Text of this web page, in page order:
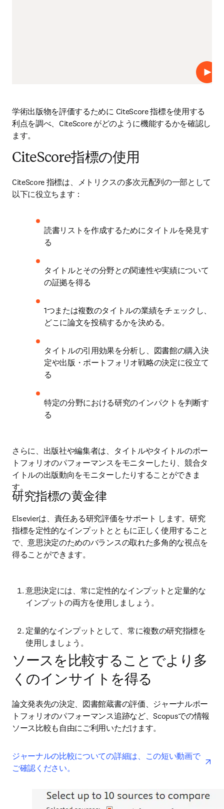
プレ
学術出版物を評価するために CiteScore 指標を使用する
利点を調べ、CiteScore がどのように機能するかを確認し
ます。
CiteScore指標の使用
CiteScore 指標は、メトリクスの多次元配列の一部として
以下に役立ちます：
読書リストを作成するためにタイトルを発見す
る
タイトルとその分野との関連性や実績について
の証拠を得る
1つまたは複数のタイトルの業績をチェックし、
どこに論文を投稿するかを決める。
タイトルの引用効果を分析し、図書館の購入決
定や出版・ポートフォリオ戦略の決定に役立て
る
特定の分野における研究のインパクトを判断す
る
さらに、出版社や編集者は、タイトルやタイトルのポー
トフォリオのパフォーマンスをモニターしたり、競合タ
イトルの出版動向をモニターしたりすることができま
す。
研究指標の黄金律
Elsevierは、責任ある研究評価をサポート します。研究
指標を定性的なインプットとともに正しく使用すること
で、意思決定のためのバランスの取れた多角的な視点を
得ることができます。
意思決定には、常に定性的なインプットと定量的な
インプットの両方を使用しましょう。
定量的なインプットとして、常に複数の研究指標を
使用しましょう。
ソースを比較することでより多
くのインサイトを得る
論文発表先の決定、図書館蔵書の評価、ジャーナルポー
トフォリオのパフォーマンス追跡など、Scopusでの情報
ソース比較も自由にご利用いただけます。
ジャーナルの比較についての詳細は、この短い動画で
ご確認ください。